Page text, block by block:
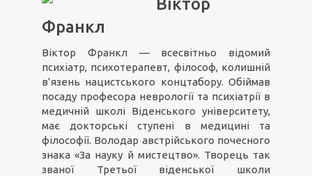
Віктор
Франкл
Віктор Франкл — всесвітньо відомий
психіатр, психотерапевт, філософ, колишній
в’язень нацистського концтабору. Обіймав
посаду професора неврології та психіатрії в
медичній школі Віденського університету,
має докторські ступені в медицині та
філософії. Володар австрійського почесного
знака «За науку й мистецтво». Творець так
званої Третьої віденської школи